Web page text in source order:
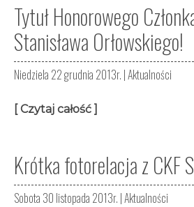
Tytuł Honorowego
Stanisława Orłowskiego!
Niedziela 22 grudnia 2013r. |Aktualności
[ Czytaj całość ]
Krótka fotorelacja z CKF
Sobota 30 listopada 2013r. |Aktualności